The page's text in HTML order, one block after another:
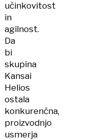
učinkovitost
in
agilnost.
Da
bi
skupina
Kansai
Helios
ostala
konkurenčna,
proizvodnjo
usmerja